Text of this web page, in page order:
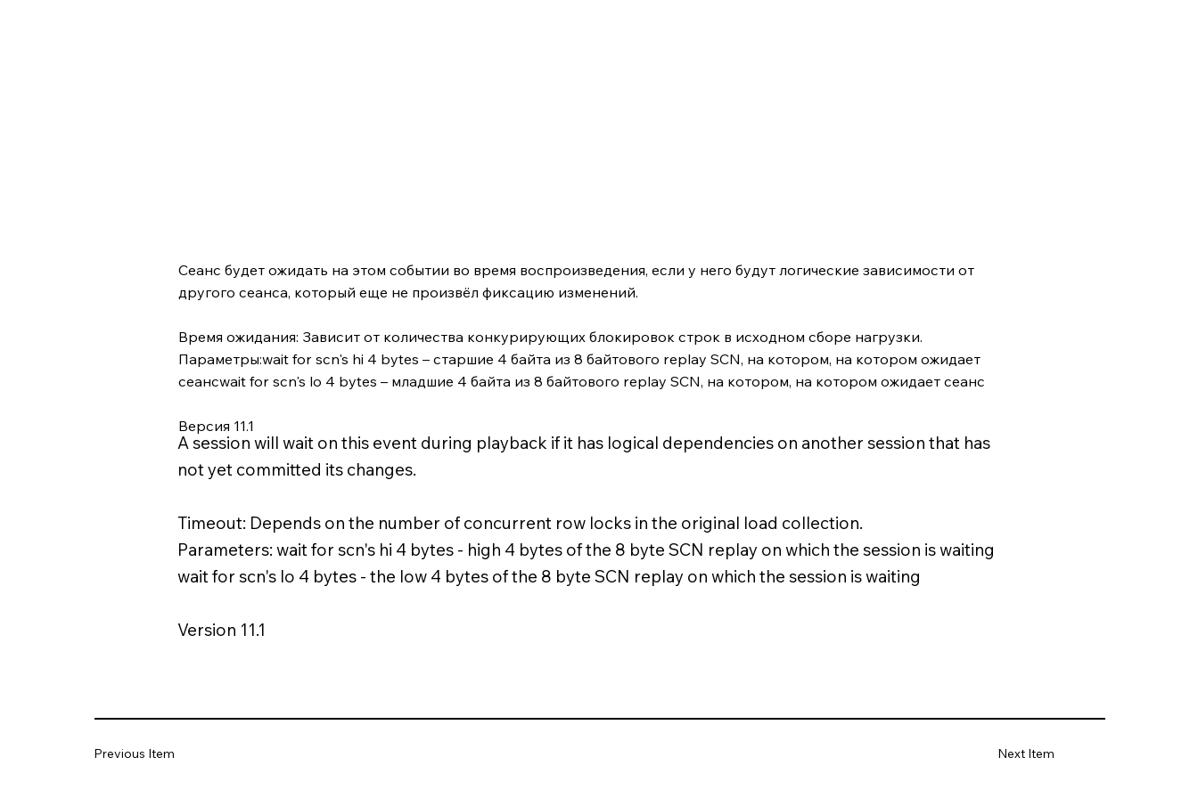
Сеанс будет ожидать на этом событии во время воспроизведения, если у него будут логические зависимости от
другого сеанса, который еще не произвёл фиксацию изменений.
Время ожидания: Зависит от количества конкурирующих блокировок строк в исходном сборе нагрузки.
Параметры:wait for scn's hi 4 bytes – старшие 4 байта из 8 байтового replay SCN, на котором, на котором ожидает
сеансwait for scn's lo 4 bytes – младшие 4 байта из 8 байтового replay SCN, на котором, на котором ожидает сеанс
Версия 11.1
A session will wait on this event during playback if it has logical dependencies on another session that has
not yet committed its changes.
Timeout: Depends on the number of concurrent row locks in the original load collection.
Parameters: wait for scn's hi 4 bytes - high 4 bytes of the 8 byte SCN replay on which the session is waiting
wait for scn's lo 4 bytes - the low 4 bytes of the 8 byte SCN replay on which the session is waiting
Version 11.1
Previous Item Next Item